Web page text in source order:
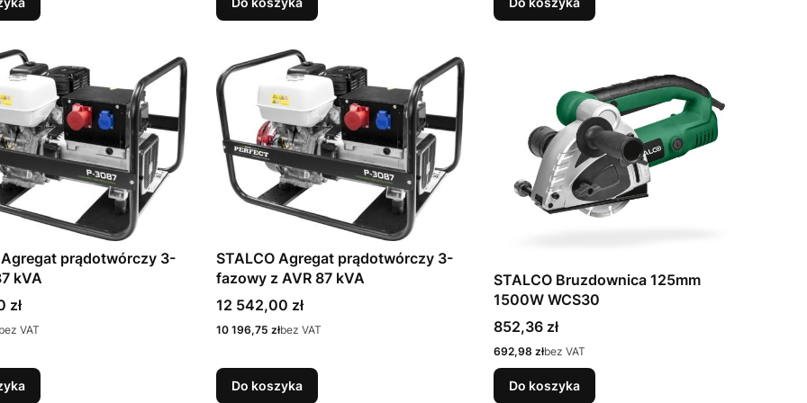
Agregat prądotwórczy 3-
kVA
zł
VAT
STALCO Agregat prądotwórczy 3-
fazowy z AVR 87 kVA
Cena
12 542,00 zł
Cena
10 196,75 złbez VAT
Do koszyka
STALCO Bruzdownica 125mm
1500W WCS30
Cena
852,36 zł
Cena
692,98 złbez VAT
Do koszyka